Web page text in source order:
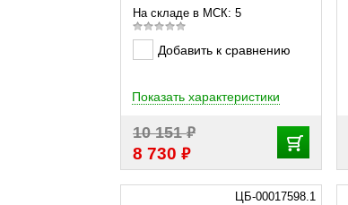
На складе в МСК: 5
Добавить к сравнению
10 151₽
8 730 ₽
Показать характеристики
ЦБ-00017598.1